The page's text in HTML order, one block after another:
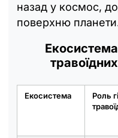
назад у космос,
поверхню
Екосистема
травоїдних
Екосистема
Роль